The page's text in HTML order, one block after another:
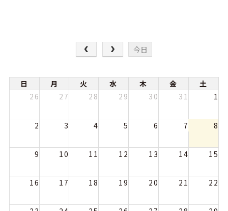
今日
日 月 火 水 木 金
土
26
27 28 29 30 31 1
2 3 4 5 6 7 8
9 10 11 12 13 14 15
16 17 18 19 20 21 22